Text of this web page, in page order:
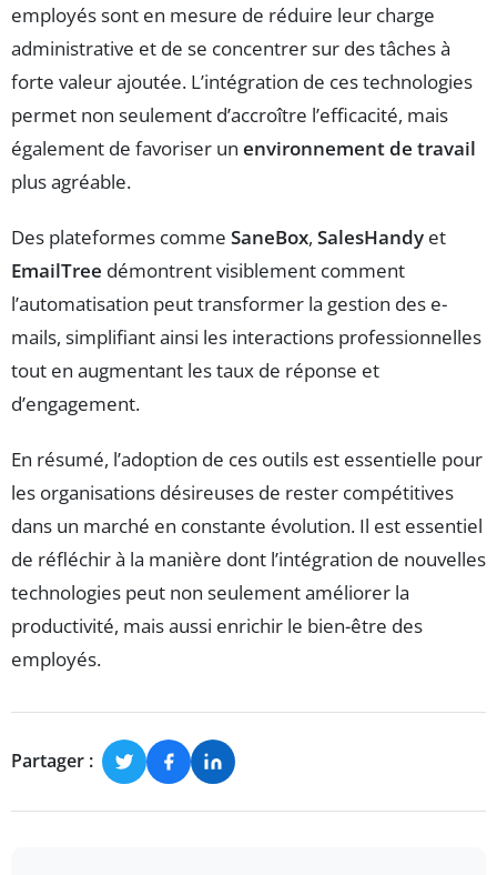
employés sont en mesure de réduire leur charge
administrative et de se concentrer sur des tâches à
forte valeur ajoutée. L’intégration de ces technologies
permet non seulement d’accroître l’efficacité, mais
également de favoriser un environnement de travail
plus agréable.
Des plateformes comme SaneBox, SalesHandy et
EmailTree démontrent visiblement comment
l’automatisation peut transformer la gestion des e-
mails, simplifiant ainsi les interactions professionnelles
tout en augmentant les taux de réponse et
d’engagement.
En résumé, l’adoption de ces outils est essentielle pour
les organisations désireuses de rester compétitives
dans un marché en constante évolution. Il est essentiel
de réfléchir à la manière dont l’intégration de nouvelles
technologies peut non seulement améliorer la
productivité, mais aussi enrichir le bien-être des
employés.
Partager :